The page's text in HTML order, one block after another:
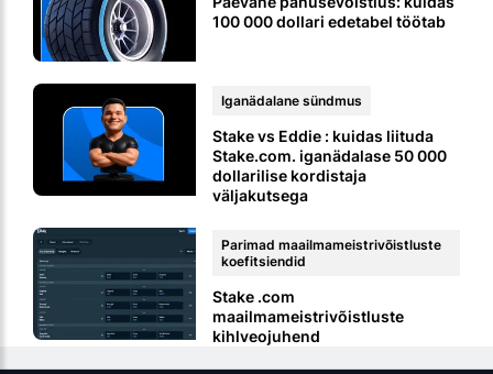
100 000 dollari edetabel töötab
Iganädalane sündmus
Stake vs Eddie : kuidas liituda
Stake.com. iganädalase 50 000
dollarilise kordistaja
väljakutsega
Parimad maailmameistrivõistluste
koefitsiendid
Stake .com
maailmameistrivõistluste
kihlveojuhend